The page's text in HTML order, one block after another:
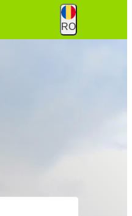
RO